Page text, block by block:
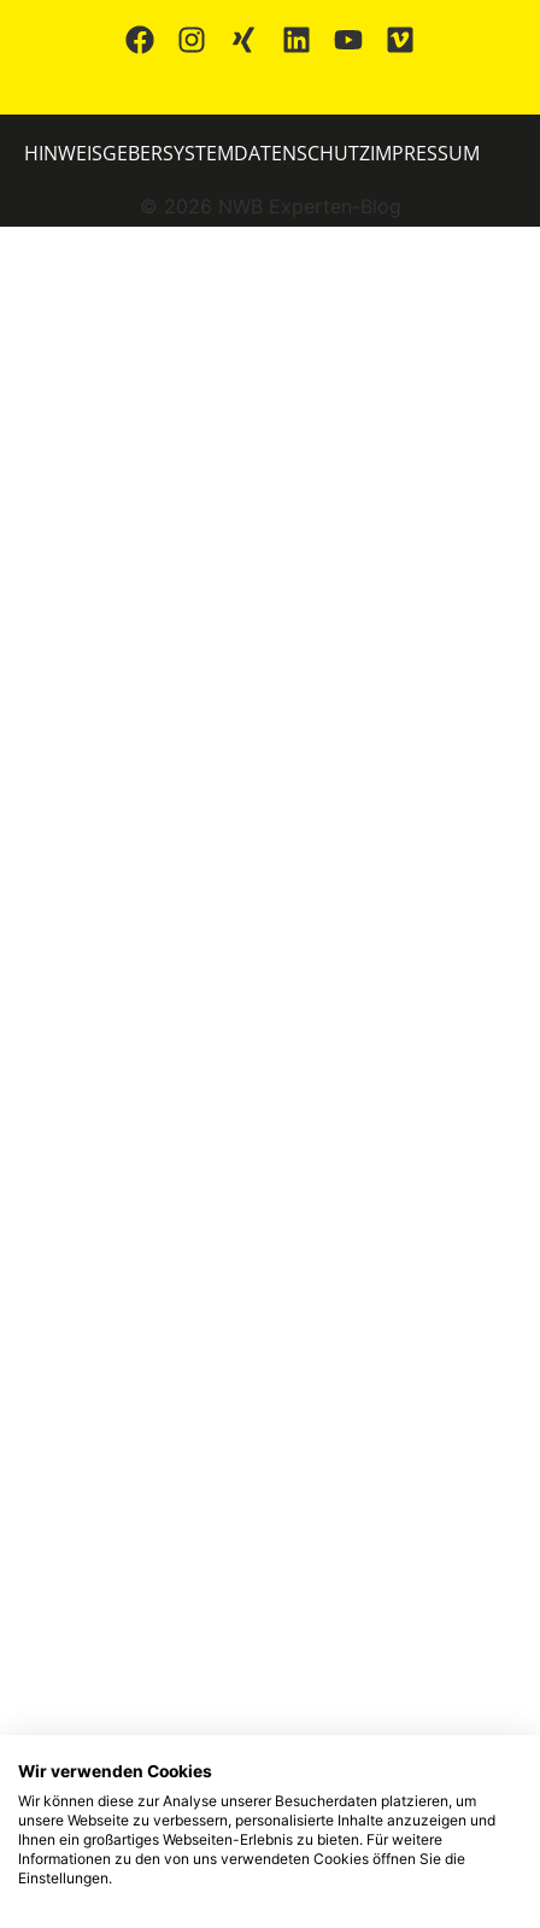
© 2026 NWB Experten-Blog
HINWEISGEBERSYSTEMDATENSCHUTZIMPRESSUM
Wir verwenden Cookies
Wir können diese zur Analyse unserer Besucherdaten platzieren, um
unsere Webseite zu verbessern, personalisierte Inhalte anzuzeigen und
Ihnen ein großartiges Webseiten-Erlebnis zu bieten. Für weitere
Informationen zu den von uns verwendeten Cookies öffnen Sie die
Einstellungen.